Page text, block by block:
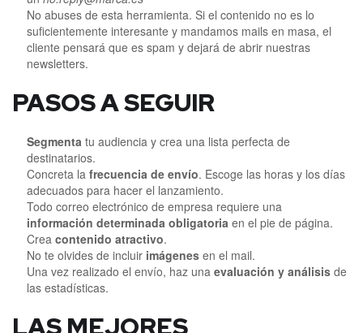
No abuses de esta herramienta. Si el contenido no es lo
suficientemente interesante y mandamos mails en masa, el
cliente pensará que es spam y dejará de abrir nuestras
newsletters.
PASOS A SEGUIR
Segmenta tu audiencia y crea una lista perfecta de
destinatarios.
Concreta la frecuencia de envío. Escoge las horas y los días
adecuados para hacer el lanzamiento.
Todo correo electrónico de empresa requiere una
información determinada obligatoria en el pie de página.
Crea contenido atractivo.
No te olvides de incluir imágenes en el mail.
Una vez realizado el envío, haz una evaluación y análisis de
las estadísticas.
LAS MEJORES